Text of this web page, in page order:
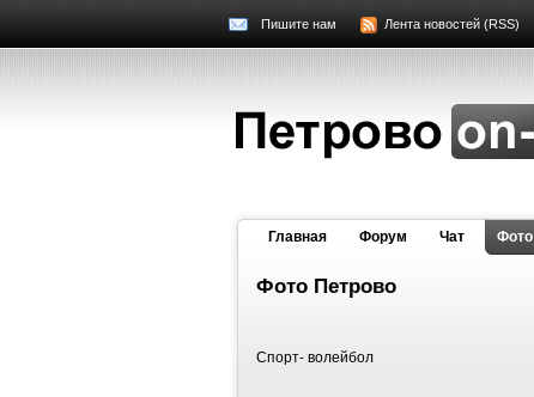
Пишите нам Лента новостей (RSS)
Главная Форум Чат Фото
Фото Петрово
Спорт- волейбол